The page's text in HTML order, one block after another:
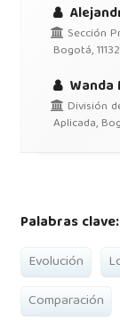
Sección
Bogotá,
Wanda
División
Aplicada,
Palabras clave:
Evolución
Comparación